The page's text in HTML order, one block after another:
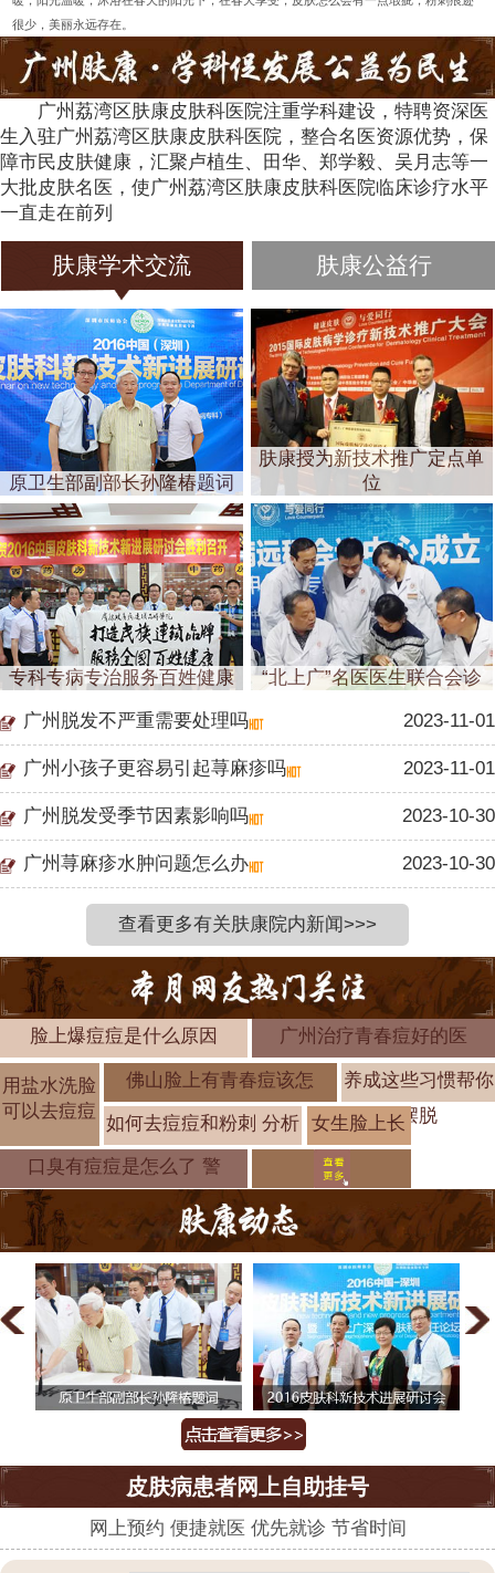
很少，美丽永远存在。
广州荔湾区肤康皮肤科医院注重学科建设，特聘资深医
生入驻广州荔湾区肤康皮肤科医院，整合名医资源优势，保
障市民皮肤健康，汇聚卢植生、田华、郑学毅、吴月志等一
大批皮肤名医，使广州荔湾区肤康皮肤科医院临床诊疗水平
一直走在前列
肤康学术交流 肤康公益行
原卫生部副部长孙隆椿题词
肤康授为新技术推广定点单
位
专科专病专治服务百姓健康 “北上广”名医医生联合会诊
广州脱发不严重需要处理吗 2023-11-01
广州小孩子更容易引起荨麻疹吗 2023-11-01
广州脱发受季节因素影响吗 2023-10-30
广州荨麻疹水肿问题怎么办 2023-10-30
查看更多有关肤康院内新闻>>>
脸上爆痘痘是什么原因 广州治疗青春痘好的医
用盐水洗脸
可以去痘痘
佛山脸上有青春痘该怎
养成这些习惯帮你
摆脱
如何去痘痘和粉刺 分析 女生脸上长
痘痘形成的
口臭有痘痘是怎么了 警
皮肤病患者网上自助挂号
网上预约 便捷就医 优先就诊 节省时间